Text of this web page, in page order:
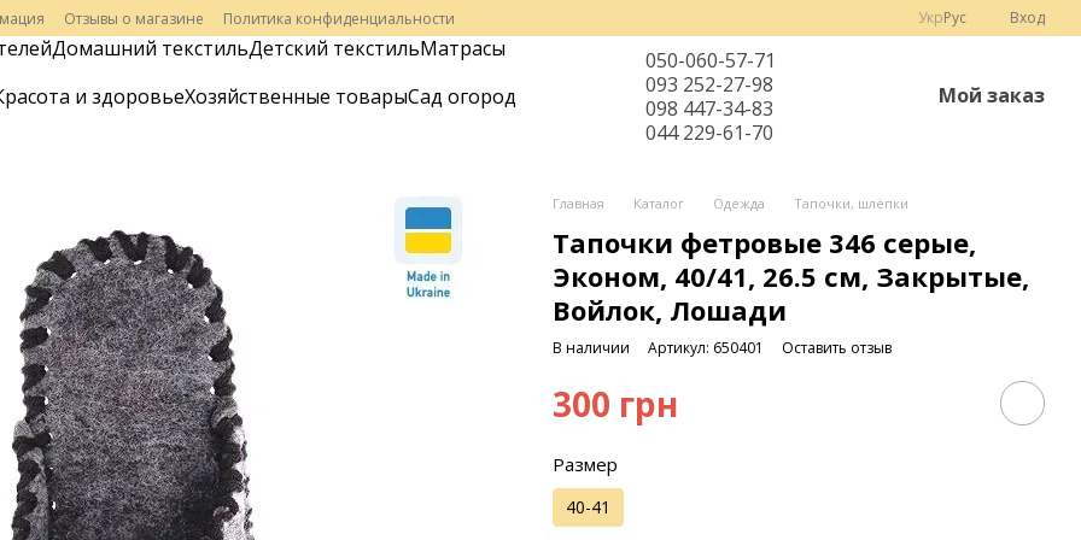
Отзывы о магазине Политика конфиденциальности УкрРус Вход
Домашний текстильДетский текстильМатрасы
и здоровьеХозяйственные товарыСад огород
050-060-57-71
093 252-27-98
098 447-34-83
044 229-61-70
Мой заказ
Главная Каталог Одежда Тапочки, шлёпки
Тапочки фетровые 346 серые,
Эконом, 40/41, 26.5 см, Закрытые,
Войлок, Лошади
В наличии Артикул: 650401 Оставить отзыв
300 грн
Размер
40-41